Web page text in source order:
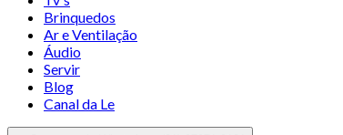
Brinquedos
Ar e Ventilação
Áudio
Servir
Blog
Canal da Le